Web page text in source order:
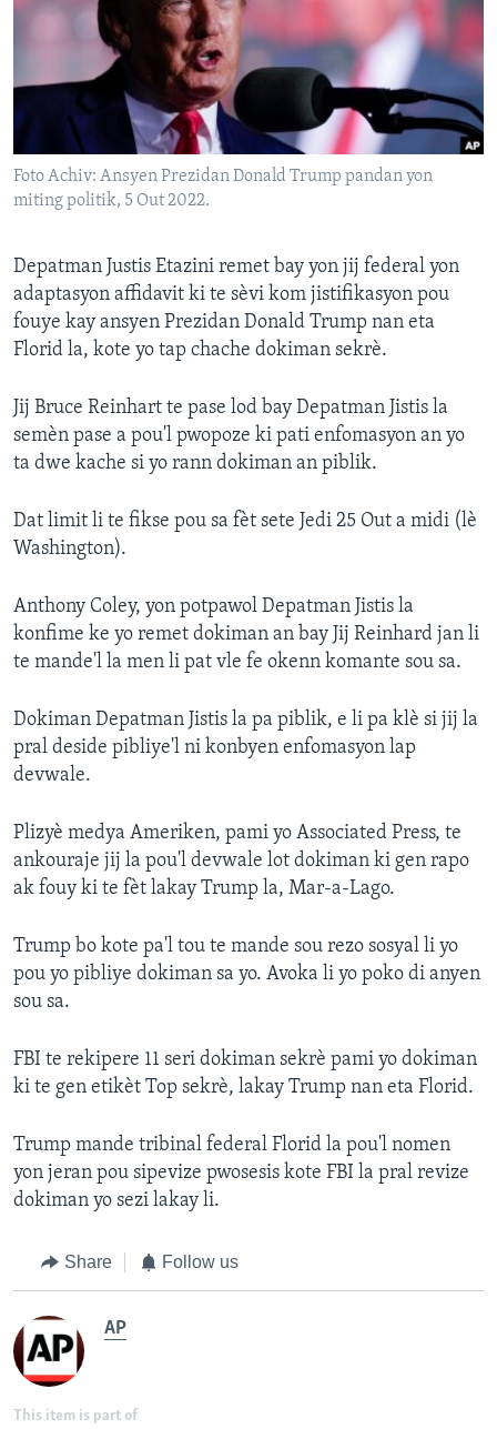
Languages
Foto Achiv: Ansyen Prezidan Donald Trump pandan yon
miting politik, 5 Out 2022.
Depatman Justis Etazini remet bay yon jij federal yon
adaptasyon affidavit ki te sèvi kom jistifikasyon pou
fouye kay ansyen Prezidan Donald Trump nan eta
Florid la, kote yo tap chache dokiman sekrè.
Jij Bruce Reinhart te pase lod bay Depatman Jistis la
semèn pase a pou'l pwopoze ki pati enfomasyon an yo
ta dwe kache si yo rann dokiman an piblik.
Dat limit li te fikse pou sa fèt sete Jedi 25 Out a midi (lè
Washington).
Anthony Coley, yon potpawol Depatman Jistis la
konfime ke yo remet dokiman an bay Jij Reinhard jan li
te mande'l la men li pat vle fe okenn komante sou sa.
Dokiman Depatman Jistis la pa piblik, e li pa klè si jij la
pral deside pibliye'l ni konbyen enfomasyon lap
devwale.
Plizyè medya Ameriken, pami yo Associated Press, te
ankouraje jij la pou'l devwale lot dokiman ki gen rapo
ak fouy ki te fèt lakay Trump la, Mar-a-Lago.
Trump bo kote pa'l tou te mande sou rezo sosyal li yo
pou yo pibliye dokiman sa yo. Avoka li yo poko di anyen
sou sa.
FBI te rekipere 11 seri dokiman sekrè pami yo dokiman
ki te gen etikèt Top sekrè, lakay Trump nan eta Florid.
Trump mande tribinal federal Florid la pou'l nomen
yon jeran pou sipevize pwosesis kote FBI la pral revize
dokiman yo sezi lakay li.
Share Follow us
AP
This item is part of